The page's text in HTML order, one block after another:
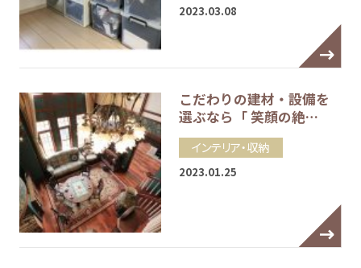
2023.03.08
こだわりの建材・設備を
選ぶなら「 笑顔の絶…
インテリア・収納
2023.01.25